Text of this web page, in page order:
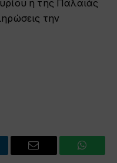
ή της Παλαιάς
την
Email